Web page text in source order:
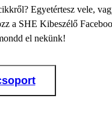
Egyetértesz vele,
a SHE Kibeszélő
el nekünk!